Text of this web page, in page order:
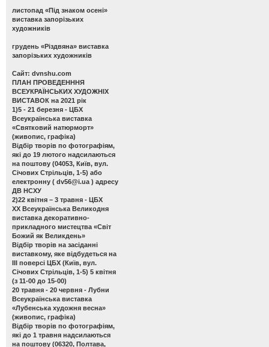
листопад «Під знаком осені»
виставка запорізьких
художників
грудень «Різдвяна» виставка
запорізьких художників
Сайт: dvnshu.com
ПЛАН ПРОВЕДЕНННЯ
ВСЕУКРАЇНСЬКИХ ХУДОЖНІХ
ВИСТАВОК на 2021 рік
1)5 - 21 березня - ЦБХ
Всеукраїнська виставка
«Святковий натюрморт»
(живопис, графіка)
Відбір творів по фотографіям,
які до 19 лютого надсилаються
на поштову (04053, Київ, вул.
Січових Стрільців, 1-5) або
електронну ( dv56@i.ua ) адресу
ДВ НСХУ
2)22 квітня – 3 травня - ЦБХ
ХХ Всеукраїнська Великодня
виставка декоративно-
прикладного мистецтва «Світ
Божий як Великдень»
Відбір творів на засіданні
виставкому, яке відбудеться на
ІІІ поверсі ЦБХ (Київ, вул.
Січових Стрільців, 1-5) 5 квітня
(з 11-00 до 15-00)
20 травня - 20 червня - Лубни
Всеукраїнська виставка
«Лубенська художня весна»
(живопис, графіка)
Відбір творів по фотографіям,
які до 1 травня надсилаються
на поштову (06320, Полтава,